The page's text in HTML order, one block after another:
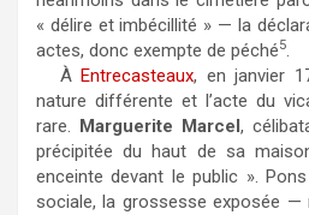
« délire et imbécillité » — la
actes, donc exempte de péché5.
ÀEntrecasteaux, en janvier
nature différente et l’acte du
rare. Marguerite Marcel,
précipitée du haut de sa
enceinte devant le public ».
sociale, la grossesse exposée